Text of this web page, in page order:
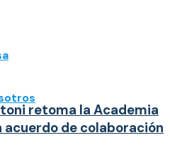
retoma la Academia
de colaboración